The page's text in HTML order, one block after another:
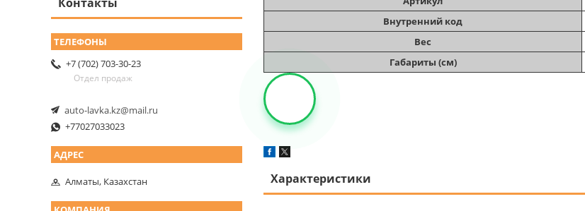
Внутренний код
Вес
Габариты (см)
Характеристики
+7 (702) 703-30-23
Отдел продаж
auto-lavka.kz@mail.ru
+77027033023
Алматы, Казахстан